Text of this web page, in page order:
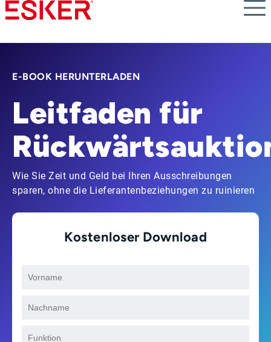
Skip
to
content
E-BOOK HERUNTERLADEN
Leitfaden für
Wie Sie Zeit und Geld bei Ihren Ausschreibungen
sparen, ohne die Lieferantenbeziehungen zu ruinieren
Kostenloser Download